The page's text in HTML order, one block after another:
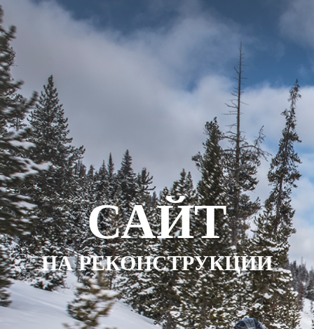
САЙТ
НА РЕКОНСТРУКЦИИ